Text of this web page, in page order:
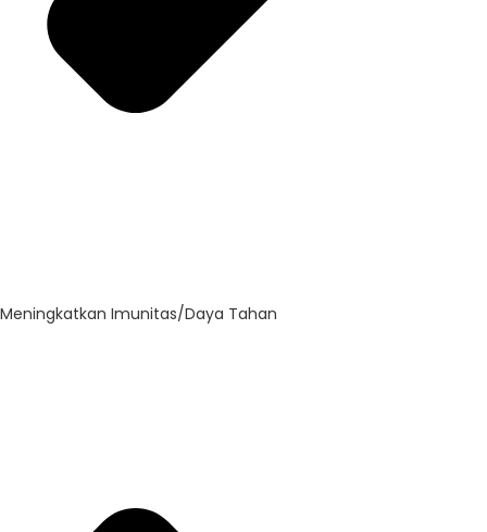
Meningkatkan Imunitas/Daya Tahan